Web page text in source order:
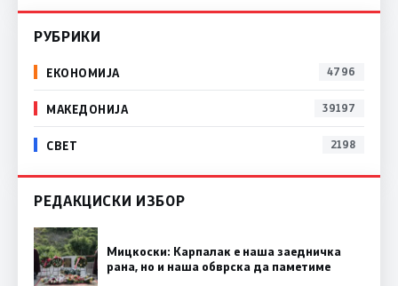
РУБРИКИ
ЕКОНОМИЈА 4796
МАКЕДОНИЈА 39197
СВЕТ 2198
РЕДАКЦИСКИ ИЗБОР
Мицкоски: Карпалак е наша заедничка
рана, но и наша обврска да паметиме